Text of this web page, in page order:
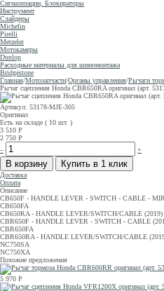
Сигнализации, Блокираторы
Инструмент
Слайдеры
Michelin
Pirelli
Metzeler
Мотокамеры
Dunlop
Расходные материалы для шиномонтажа
Bridgestone
Главная/Мотозапчасти/Органы управления/Рычаги
Рычаг сцепления Honda CBR650RA оригинал (арт.
Артикул: 53178-MJE-305
Оригинал
Есть на складе ( 10 шт. )
3 510 Р
2 750 Р
–
+
Доставка
Оплата
Описание
CB650F - HANDLE LEVER - SWITCH - CABLE -
CB650FA
CB650RA - HANDLE LEVER/SWITCH/CABLE (2019)
CBR650F - HANDLE LEVER - SWITCH - CABLE
CBR650FA
CBR650RA - HANDLE LEVER/SWITCH/CABLE
NC750SA
NC750XA
Похожие предложения
5 970 Р